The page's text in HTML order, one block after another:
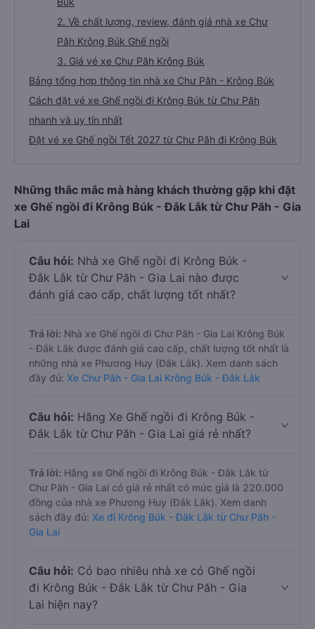
2. Về chất lượng, review, đánh giá nhà xe Chư
Păh Krông Búk Ghế ngồi
3. Giá vé xe Chư Păh Krông Búk
Bảng tổng hợp thông tin nhà xe Chư Păh - Krông Búk
Cách đặt vé xe Ghế ngồi đi Krông Búk từ Chư Păh
nhanh và uy tín nhất
Đặt vé xe Ghế ngồi Tết 2027 từ Chư Păh đi Krông Búk
Những thắc mắc mà hàng khách thường gặp khi đặt
xe Ghế ngồi đi Krông Búk - Đắk Lắk từ Chư Păh - Gia
Lai
Câu hỏi: Nhà xe Ghế ngồi đi Krông Búk -
Đắk Lắk từ Chư Păh - Gia Lai nào được
đánh giá cao cấp, chất lượng tốt nhất?
Trả lời: Nhà xe Ghế ngồi đi Chư Păh - Gia Lai Krông Búk
- Đắk Lắk được đánh giá cao cấp, chất lượng tốt nhất là
những nhà xe Phương Huy (Đắk Lắk). Xem danh sách
đầy đủ: Xe Chư Păh - Gia Lai Krông Búk - Đắk Lắk
Câu hỏi: Hãng Xe Ghế ngồi đi Krông Búk -
Đắk Lắk từ Chư Păh - Gia Lai giá rẻ nhất?
Trả lời: Hãng xe Ghế ngồi đi Krông Búk - Đắk Lắk từ
Chư Păh - Gia Lai có giá rẻ nhất có mức giá là 220.000
đồng của nhà xe Phương Huy (Đắk Lắk). Xem danh
sách đầy đủ: Xe đi Krông Búk - Đắk Lắk từ Chư Păh -
Gia Lai
Câu hỏi: Có bao nhiêu nhà xe có Ghế ngồi
đi Krông Búk - Đắk Lắk từ Chư Păh - Gia
Lai hiện nay?